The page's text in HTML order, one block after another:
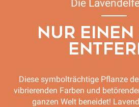
Die
NUR
Diese symbolträchtige Pflanze
vibrierenden Farben und
ganzen Welt beneidet!